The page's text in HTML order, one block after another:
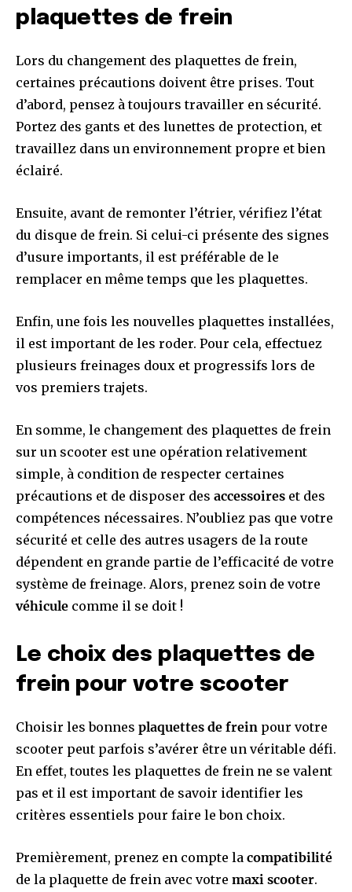
plaquettes de frein
Lors du changement des plaquettes de frein,
certaines précautions doivent être prises. Tout
d’abord, pensez à toujours travailler en sécurité.
Portez des gants et des lunettes de protection, et
travaillez dans un environnement propre et bien
éclairé.
Ensuite, avant de remonter l’étrier, vérifiez l’état
du disque de frein. Si celui-ci présente des signes
d’usure importants, il est préférable de le
remplacer en même temps que les plaquettes.
Enfin, une fois les nouvelles plaquettes installées,
il est important de les roder. Pour cela, effectuez
plusieurs freinages doux et progressifs lors de
vos premiers trajets.
En somme, le changement des plaquettes de frein
sur un scooter est une opération relativement
simple, à condition de respecter certaines
précautions et de disposer des accessoires et des
compétences nécessaires. N’oubliez pas que votre
sécurité et celle des autres usagers de la route
dépendent en grande partie de l’efficacité de votre
système de freinage. Alors, prenez soin de votre
véhicule comme il se doit !
Le choix des plaquettes de
frein pour votre scooter
Choisir les bonnes plaquettes de frein pour votre
scooter peut parfois s’avérer être un véritable défi.
En effet, toutes les plaquettes de frein ne se valent
pas et il est important de savoir identifier les
critères essentiels pour faire le bon choix.
Premièrement, prenez en compte la compatibilité
de la plaquette de frein avec votre maxi scooter.